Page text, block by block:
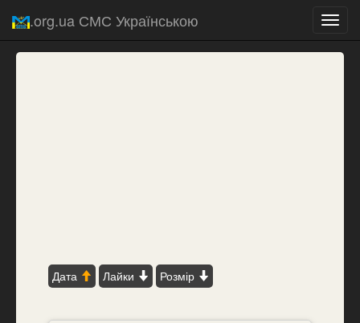
.org.ua СМС Українською
Дата Лайки Розмір